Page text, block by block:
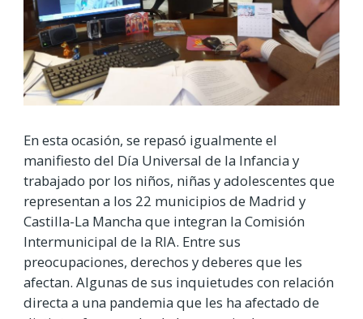
En esta ocasión, se repasó igualmente el
manifiesto del Día Universal de la Infancia y
trabajado por los niños, niñas y adolescentes que
representan a los 22 municipios de Madrid y
Castilla-La Mancha que integran la Comisión
Intermunicipal de la RIA. Entre sus
preocupaciones, derechos y deberes que les
afectan. Algunas de sus inquietudes con relación
directa a una pandemia que les ha afectado de